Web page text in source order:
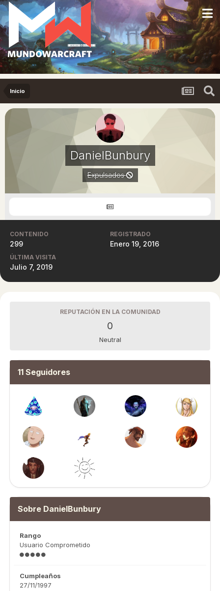
Inicio
DanielBunbury
Expulsados
CONTENIDO
299
REGISTRADO
Enero 19, 2016
ÚLTIMA VISITA
Julio 7, 2019
REPUTACIÓN EN LA COMUNIDAD
0
Neutral
11 Seguidores
Sobre DanielBunbury
Rango
Usuario Comprometido
Cumpleaños
27/11/1997